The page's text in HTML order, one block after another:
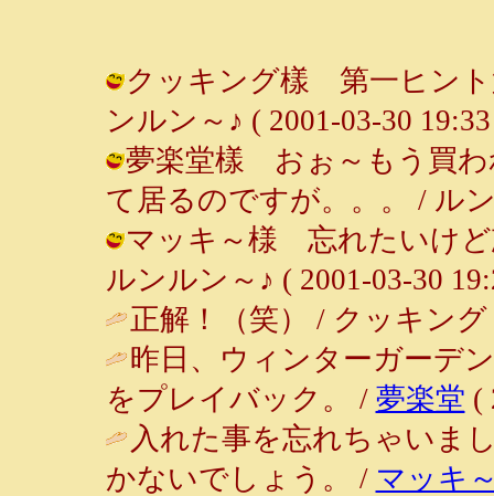
クッキング樣 第一ヒント
ンルン～♪ ( 2001-03-30
夢楽堂樣 おぉ～もう買わ
て居るのですが。。。 / ル
マッキ～様 忘れたいけど
ルンルン～♪ ( 2001-03-30
正解！（笑） / クッキング
昨日、ウィンターガーデ
をプレイバック。 / 夢楽堂 (
入れた事を忘れちゃいま
かないでしょう。 / マッキ